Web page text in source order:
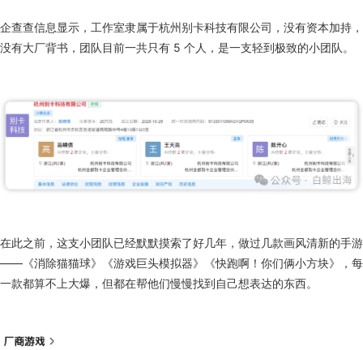
“我们能想到最幸福的事就是能在游戏开发的路上走远一点”
能把一款佛系“观鸟”游戏做到这个份上，背后的团队值得被看见。而《观
鸟笔记》背后的 Biekka Games（别卡工作室），则是一家来自杭州的小
型独立游戏工作室。
没有大厂背书，团队目前一共只有 5 个人，是一支轻到极致的小团队。